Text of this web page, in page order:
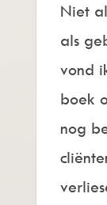
Niet
als
vond
boek
nog